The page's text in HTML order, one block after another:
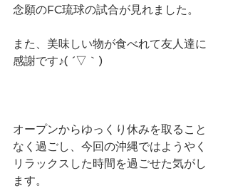
念願のFC琉球の試合が見れました。
また、美味しい物が食べれて友人達に
感謝です♪( ´▽｀)
オープンからゆっくり休みを取ること
なく過ごし、今回の沖縄ではようやく
リラックスした時間を過ごせた気がし
ます。